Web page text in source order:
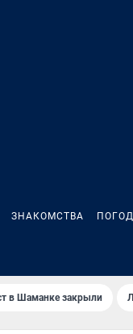
ЗНАКОМСТВА
в Шаманке закрыли